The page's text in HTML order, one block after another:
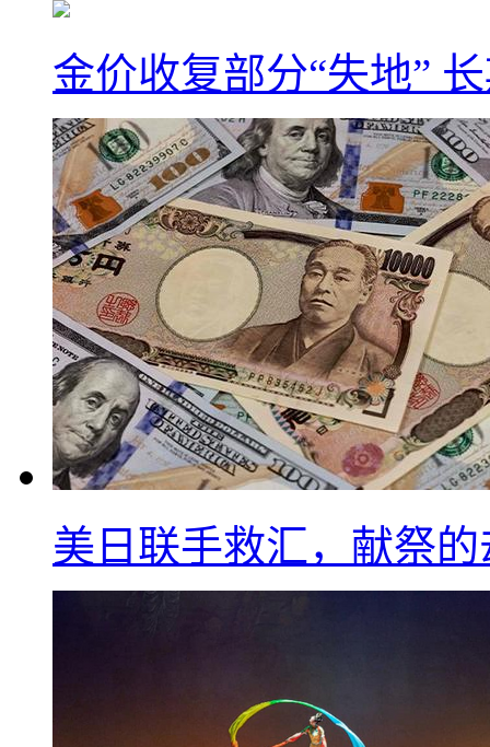
金价收复部分“失地”
美日联手救汇，献祭